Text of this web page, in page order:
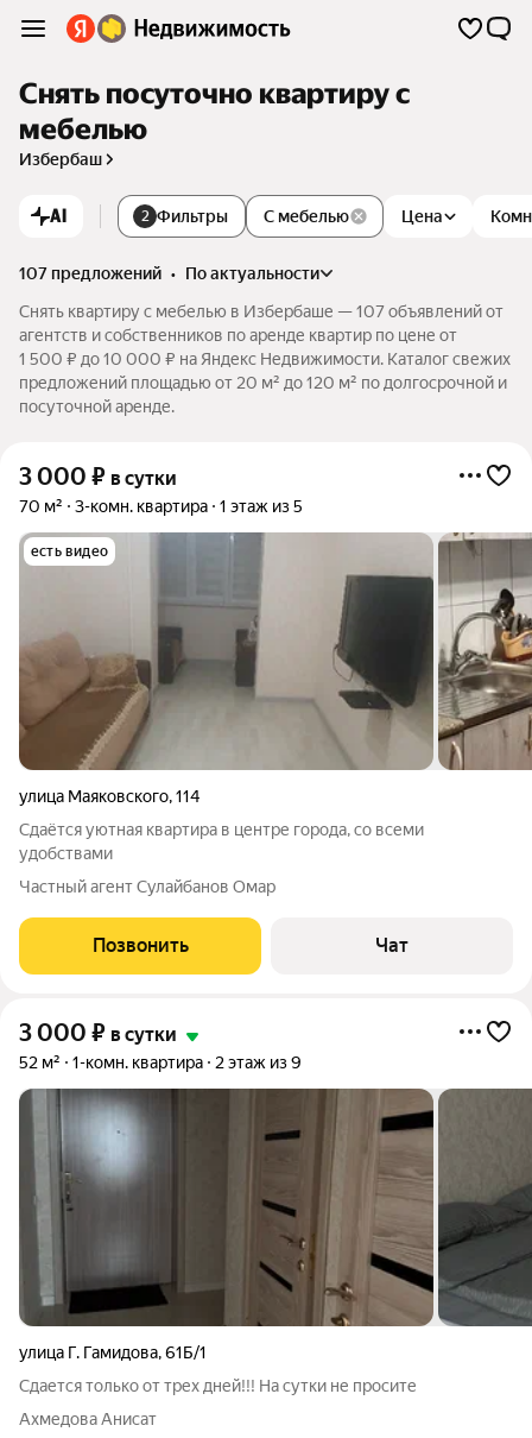
Снять посуточно квартиру с
мебелью
Избербаш
AI 2 Фильтры Цена
С мебелью
107 предложений •
по актуальности
Снять квартиру с мебелью в Избербаше — 107 объявлений от
агентств и собственников по аренде квартир по цене от
1 500 ₽ до 10 000 ₽ на Яндекс Недвижимости. Каталог свежих
предложений площадью от 20 м² до 120 м² по долгосрочной и
посуточной аренде.
3 000 ₽ в сутки
70 м² 3-комн. квартира 1 этаж из 5
есть видео
улица Маяковского,114
Сдаётся уютная квартира в центре города, со всеми
удобствами
Частный агент Сулайбанов Омар
Позвонить Чат
3 000 ₽ в сутки
52 м² 1-комн. квартира 2 этаж из 9
улица Г. Гамидова,61Б/1
Сдается только от трех дней!!! На сутки не просите
Ахмедова Анисат